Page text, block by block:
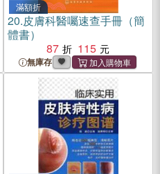
滿額折
20.皮膚科醫囑速查手冊（簡
體書）
87
115
無庫存